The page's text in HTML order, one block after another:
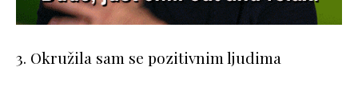
3. Okružila sam se pozitivnim ljudima